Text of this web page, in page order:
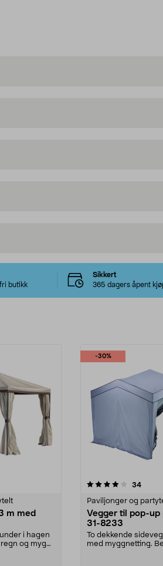
butikk
Sikkert
365 dagers åpent
m med
i hagen
og mygg.
-30%
34
Paviljonger og
Vegger til pop-
31-8233
To dekkende
med myggnetting.
4.0 av 5